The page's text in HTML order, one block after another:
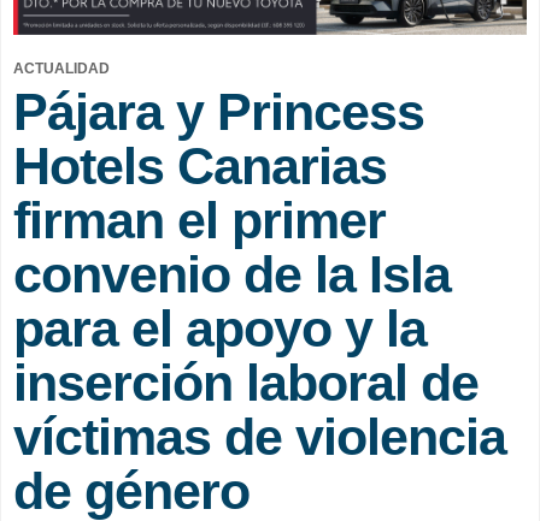
ACTUALIDAD
Pájara y Princess
Hotels Canarias
firman el primer
convenio de la Isla
para el apoyo y la
inserción laboral de
víctimas de violencia
de género